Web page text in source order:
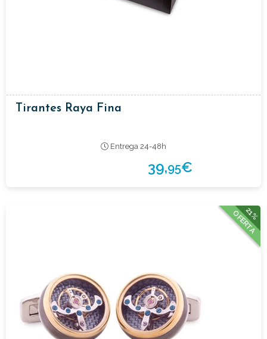
Tirantes Raya Fina
Entrega 24-48h
39,95€
21%
OFERTA